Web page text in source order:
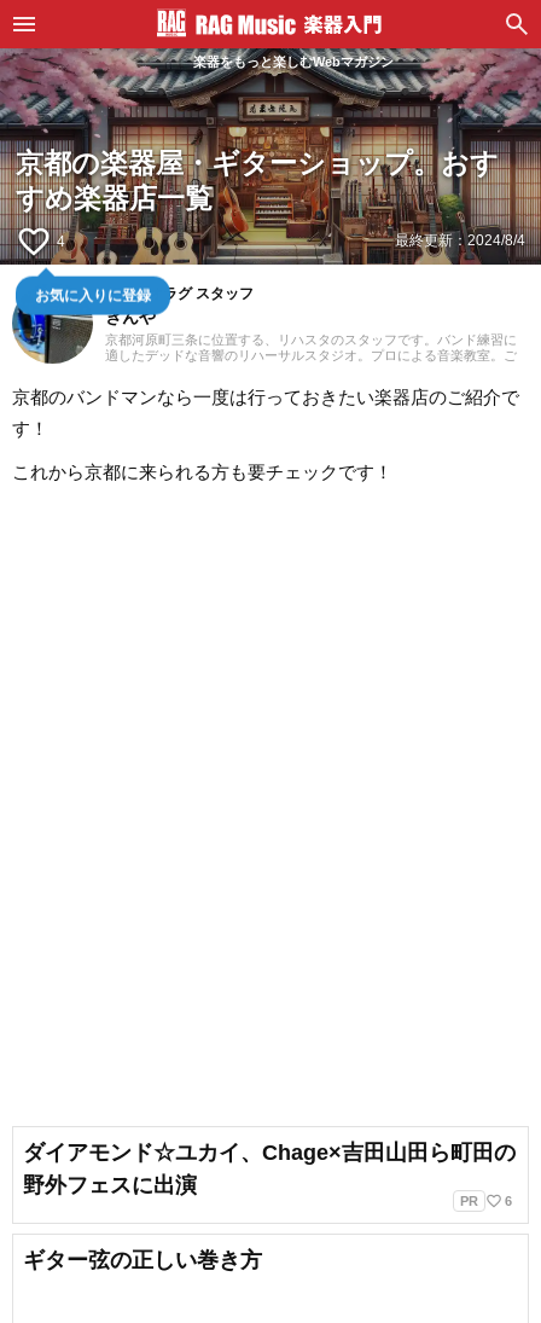
楽器をもっと楽しむWebマガジン
京都の楽器屋・ギターショップ。おす
すめ楽器店一覧
favorite_border 4
お気に入りに登録
最終更新：2024/8/4
スタジオラグ スタッフ
きんや
京都河原町三条に位置する、リハスタのスタッフです。バンド練習に
適したデッドな音響のリハーサルスタジオ。プロによる音楽教室。ご
ジオラグらしさ」を追求してまいります。
京都のバンドマンなら一度は行っておきたい楽器店のご紹介で
す！
これから京都に来られる方も要チェックです！
ダイアモンド☆ユカイ、Chage×吉田山田ら町田の
野外フェスに出演
PR favorite_border 6
ギター弦の正しい巻き方